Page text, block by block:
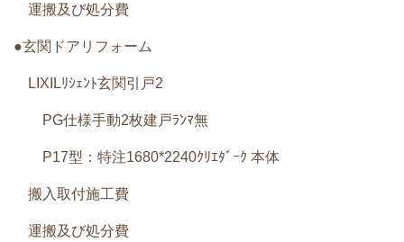
運搬及び処分費
●玄関ドアリフォーム
LIXILﾘｼｪﾝﾄ玄関引戸2
PG仕様手動2枚建戸ﾗﾝﾏ無
P17型：特注1680*2240ｸﾘｴﾀﾞｰｸ 本体
搬入取付施工費
運搬及び処分費